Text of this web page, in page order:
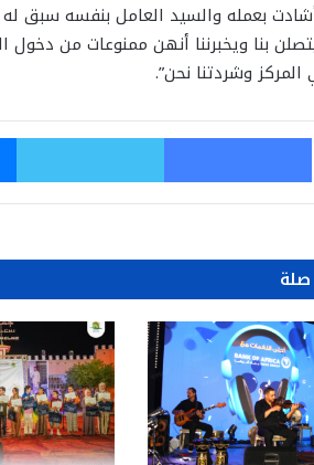
بعمله والسيد العامل بنفسه سبق
بنا ويخبرننا أنهن ممنوعات من
وشردتنا نحن”.
فيسبوك تويتر